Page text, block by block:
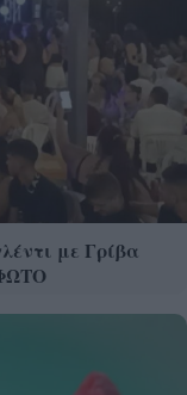
με Γρίβα